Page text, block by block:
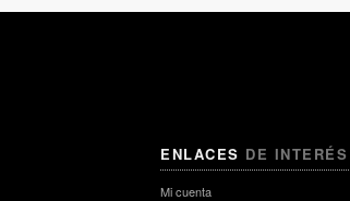
ENLACES DE INTERÉS
Mi cuenta